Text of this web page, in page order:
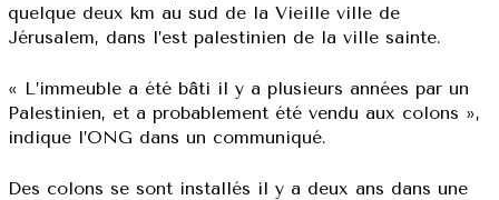
quelque deux km au sud de la Vieille ville de
Jérusalem, dans l’est palestinien de la ville sainte.
« L’immeuble a été bâti il y a plusieurs années par un
Palestinien, et a probablement été vendu aux colons »,
indique l’ONG dans un communiqué.
Des colons se sont installés il y a deux ans dans une